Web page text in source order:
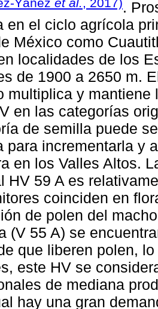
.
en el ciclo agrícola
México como
localidades de los
de 1900 a 2650 m.
multiplica y
en las categorías
de semilla puede
para incrementarla y
en los Valles Altos.
HV 59 A es
coinciden en
de polen del
(V 55 A) se
que liberen polen,
este HV se
de mediana
hay una gran